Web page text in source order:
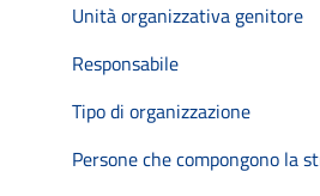
Unità organizzativa genitore
Responsabile
Tipo di organizzazione
Persone che compongono la